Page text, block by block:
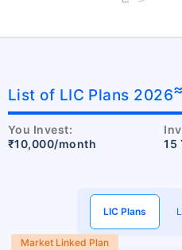
List of LIC Plans 2026≈
You Invest:
₹10,000/month
15
LIC Plans
Market Linked Plan